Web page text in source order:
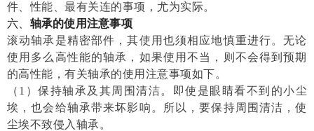
件、性能、最有关连的事项，尤为实际。
六、 轴承的使用注意事项
滚动轴承是精密部件，其使用也须相应地慎重进行。无论
使用多么高性能的轴承，如果使用不当，则不会得到预期
的高性能，有关轴承的使用注意事项如下。
（ 1 ）保持轴承及其周围清洁。
即使是眼睛看不到的小尘
埃，也会给轴承带来坏影响。所以，要保持周围清洁，使
尘埃不致侵入轴承。